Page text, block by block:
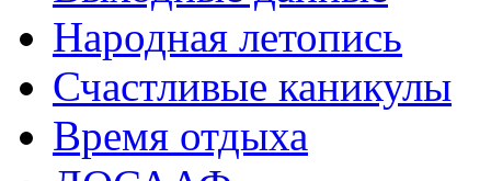
Народная летопись
Счастливые каникулы
Время отдыха